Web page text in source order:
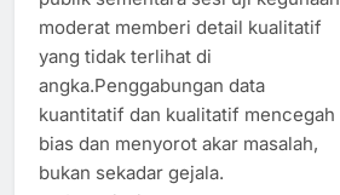
moderat memberi detail kualitatif
yang tidak terlihat di
angka.Penggabungan data
kuantitatif dan kualitatif mencegah
bias dan menyorot akar masalah,
bukan sekadar gejala.